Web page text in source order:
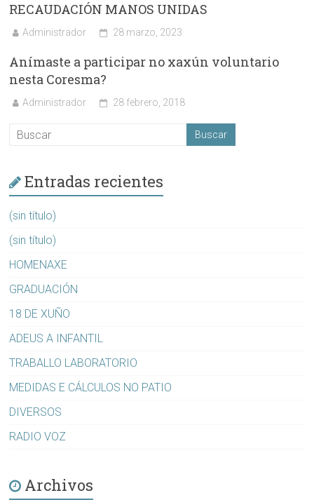
RECAUDACIÓN MANOS UNIDAS
Administrador 28 marzo, 2023
Anímaste a participar no xaxún voluntario
nesta Coresma?
Administrador 28 febrero, 2018
Entradas recientes
(sin título)
(sin título)
HOMENAXE
GRADUACIÓN
18 DE XUÑO
ADEUS A INFANTIL
TRABALLO LABORATORIO
MEDIDAS E CÁLCULOS NO PATIO
DIVERSOS
RADIO VOZ
Archivos